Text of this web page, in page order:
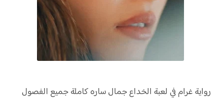
رواية غرام في لعبة الخداع جمال ساره كاملة جميع الفصول